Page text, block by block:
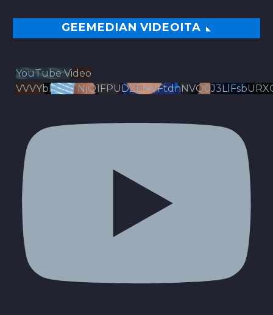
GEEMEDIAN VIDEOITA
YouTube Video